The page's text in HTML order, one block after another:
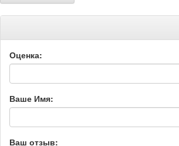
Оценка:
Ваше Имя:
Ваш отзыв: